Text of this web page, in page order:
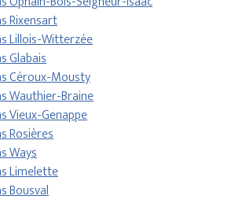
Rixensart
Lillois-Witterzée
Glabais
Céroux-Mousty
Wauthier-Braine
Vieux-Genappe
Rosières
Ways
Limelette
Bousval